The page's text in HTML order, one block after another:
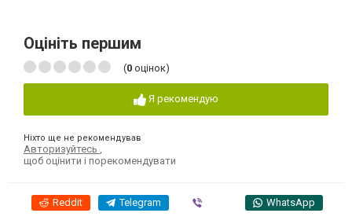
Оцініть першим
(0 оцінок)
Я рекомендую
Ніхто ще не рекомендував
Авторизуйтесь
щоб оцінити і порекомендувати
Reddit Telegram WhatsApp